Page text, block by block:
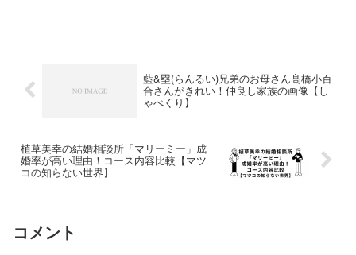
藍&塁(らんるい)兄弟のお母さん髙橋小百
合さんがきれい！仲良し家族の画像【し
ゃべくり】
植草美幸の結婚相談所「マリーミー」成
婚率が高い理由！コース内容比較【マツ
コの知らない世界】
コメント